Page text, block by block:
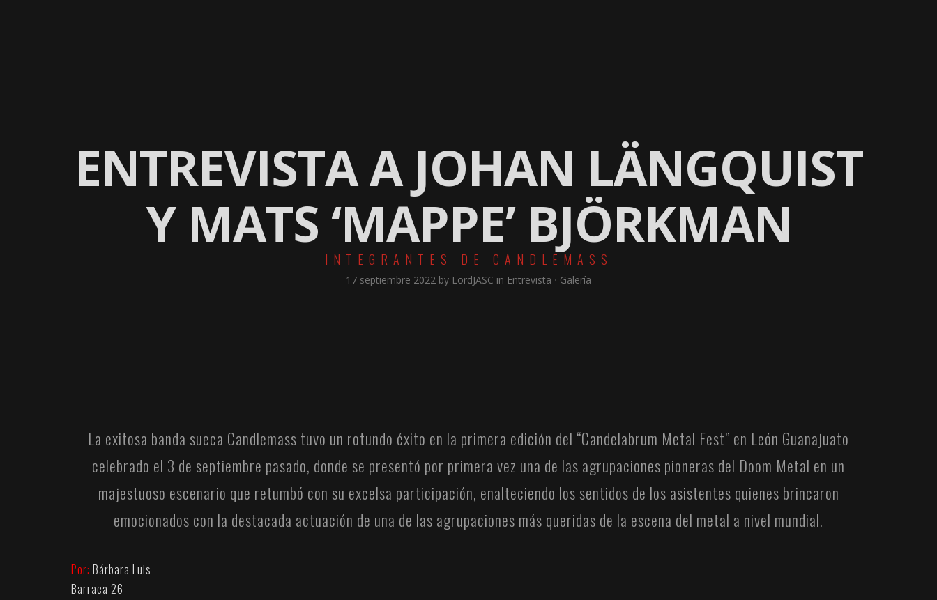
ENTREVISTA A JOHAN LÄNGQUIST
Y MATS ‘MAPPE’ BJÖRKMAN
INTEGRANTES DE CANDLEMASS
17 septiembre 2022 by LordJASC in Entrevista ⋅ Galería
La exitosa banda sueca Candlemass tuvo un rotundo éxito en la primera edición del “Candelabrum Metal Fest” en León Guanajuato
celebrado el 3 de septiembre pasado, donde se presentó por primera vez una de las agrupaciones pioneras del Doom Metal en un
majestuoso escenario que retumbó con su excelsa participación, enalteciendo los sentidos de los asistentes quienes brincaron
emocionados con la destacada actuación de una de las agrupaciones más queridas de la escena del metal a nivel mundial.
Por: Bárbara Luis
Barraca 26